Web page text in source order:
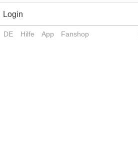
Login
DE Hilfe App Fanshop